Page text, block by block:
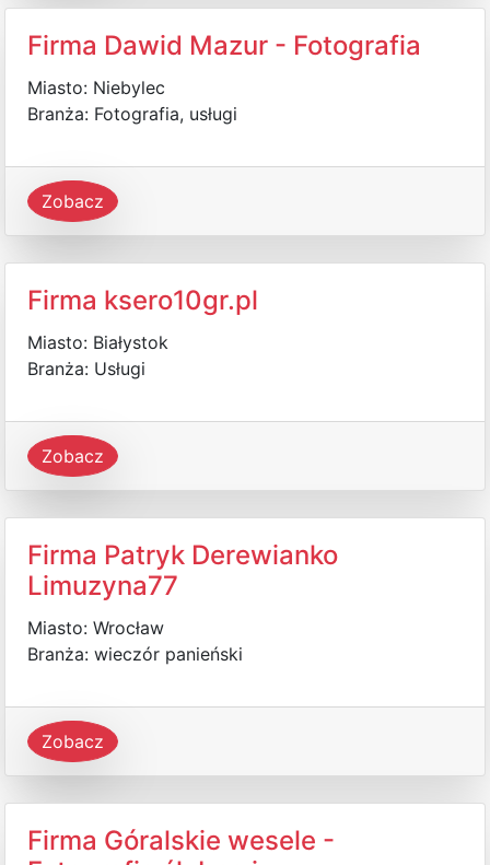
Firma Dawid Mazur - Fotografia
Miasto: Niebylec
Branża: Fotografia, usługi
Zobacz
Firma ksero10gr.pl
Miasto: Białystok
Branża: Usługi
Zobacz
Firma Patryk Derewianko
Limuzyna77
Miasto: Wrocław
Branża: wieczór panieński
Zobacz
Firma Góralskie wesele -